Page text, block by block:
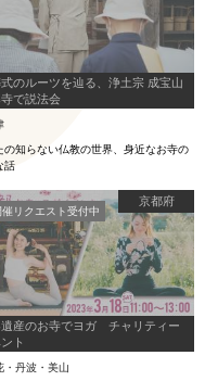
のルーツを辿る、浄土宗 成宝山
で説法会
の知らない仏教の世界、身近なお寺の
話
京都府
産のお寺でヨガ チャリティー
ト
・丹波・美山
リクエスト受付中